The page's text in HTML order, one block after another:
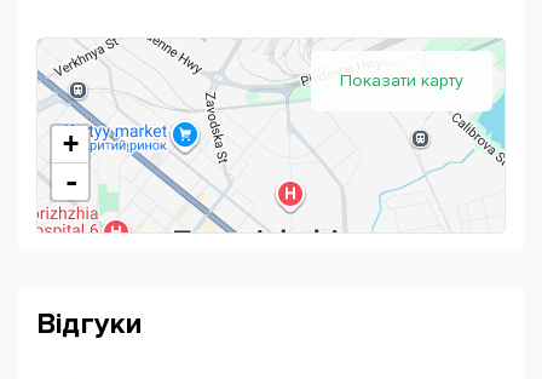
вибрати відповідне навчальний напрямок:
Вивчення англійської мови з нуля або з того рівня,
яким ви володієте зараз. Комунікативна методика
(визнана найкращою в світі), доповнена
авторськими прийомами, забезпечить швидке
просування від рівня до рівня.
Підготовка до майбутніх іспитів: ЗНО для
старшокласників і міжнародних тестів для всіх. Це
Постійне тренування розмовних навичок. По-перше,
основний час уроку зайнято саме розмовною
Показати карту
+
-
Відгуки